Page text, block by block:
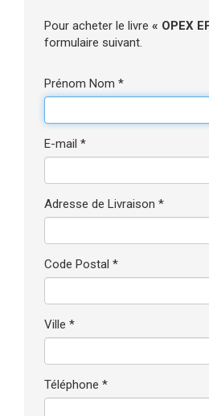
Pour acheter le livre « OPEX
formulaire suivant.
Prénom Nom *
E-mail *
Adresse de Livraison *
Code Postal *
Ville *
Téléphone *